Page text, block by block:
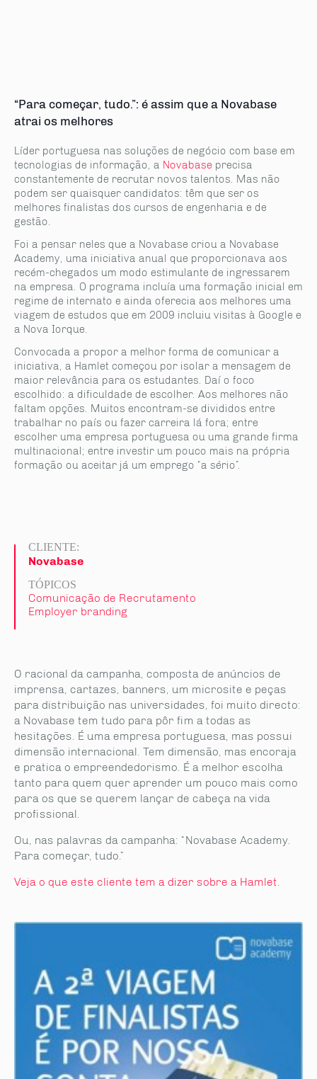
“Para começar, tudo.”: é assim que a Novabase
atrai os melhores
Líder portuguesa nas soluções de negócio com base em
tecnologias de informação, a Novabase precisa
constantemente de recrutar novos talentos. Mas não
podem ser quaisquer candidatos: têm que ser os
melhores finalistas dos cursos de engenharia e de
gestão.
Foi a pensar neles que a Novabase criou a Novabase
Academy, uma iniciativa anual que proporcionava aos
recém-chegados um modo estimulante de ingressarem
na empresa. O programa incluía uma formação inicial em
regime de internato e ainda oferecia aos melhores uma
viagem de estudos que em 2009 incluiu visitas à Google e
a Nova Iorque.
Convocada a propor a melhor forma de comunicar a
iniciativa, a Hamlet começou por isolar a mensagem de
maior relevância para os estudantes. Daí o foco
escolhido: a dificuldade de escolher. Aos melhores não
faltam opções. Muitos encontram-se divididos entre
trabalhar no país ou fazer carreira lá fora; entre
escolher uma empresa portuguesa ou uma grande firma
multinacional; entre investir um pouco mais na própria
formação ou aceitar já um emprego “a sério”.
CLIENTE:
Novabase
TÓPICOS
Comunicação de Recrutamento
Employer branding
O racional da campanha, composta de anúncios de
imprensa, cartazes, banners, um microsite e peças
para distribuição nas universidades, foi muito directo:
a Novabase tem tudo para pôr fim a todas as
hesitações. É uma empresa portuguesa, mas possui
dimensão internacional. Tem dimensão, mas encoraja
e pratica o empreendedorismo. É a melhor escolha
tanto para quem quer aprender um pouco mais como
para os que se querem lançar de cabeça na vida
profissional.
Ou, nas palavras da campanha: “Novabase Academy.
Para começar, tudo.”
Veja o que este cliente tem a dizer sobre a Hamlet.